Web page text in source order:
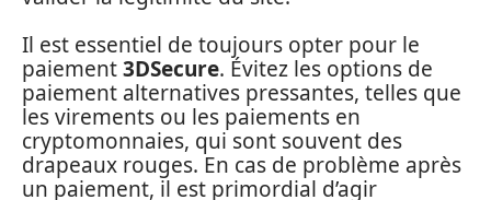
Il est essentiel de toujours opter pour le
paiement3DSecure. Évitez les options de
paiement alternatives pressantes, telles que
les virements ou les paiements en
cryptomonnaies, qui sont souvent des
drapeaux rouges. En cas de problème après
un paiement, il est primordial d’agir